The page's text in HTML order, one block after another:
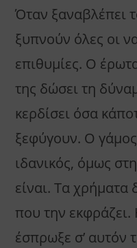
Όταν ξαναβλέπει
ξυπνούν όλες οι
επιθυμίες. Ο
της δώσει τη
κερδίσει όσα
ξεφύγουν. Ο γάμος
ιδανικός, όμως
είναι. Τα χρήματα
που την
έσπρωξε σ’ αυτόν